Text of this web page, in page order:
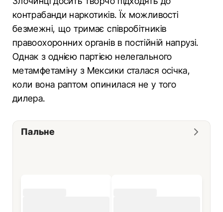
контрабанди наркотиків. Їх можливості
безмежні, що тримає співробітників
правоохоронних органів в постійній напрузі.
Однак з однією партією нелегального
метамфетаміну з Мексики сталася осічка,
коли вона раптом опинилася не у того
дилера.
Пальне